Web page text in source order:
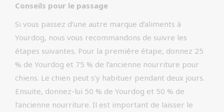
Conseils pour le passage
Si vous passez d’une autre marque d’aliments à
Yourdog, nous vous recommandons de suivre les
étapes suivantes. Pour la première étape, donnez 25
% de Yourdog et 75 % de l’ancienne nourriture pour
chiens. Le chien peut s’y habituer pendant deux jours.
Ensuite, donnez-lui 50 % de Yourdog et 50 % de
l’ancienne nourriture. Il est important de laisser le